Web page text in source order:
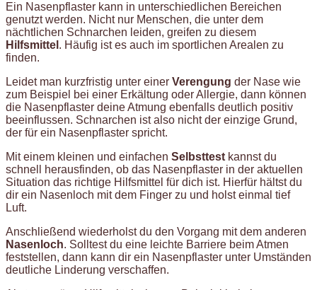
Ein Nasenpflaster kann in unterschiedlichen Bereichen
genutzt werden. Nicht nur Menschen, die unter dem
nächtlichen Schnarchen leiden, greifen zu diesem
Hilfsmittel . Häufig ist es auch im sportlichen Arealen zu
finden.
Leidet man kurzfristig unter einer Verengung der Nase wie
zum Beispiel bei einer Erkältung oder Allergie, dann können
die Nasenpflaster deine Atmung ebenfalls deutlich positiv
beeinflussen. Schnarchen ist also nicht der einzige Grund,
der für ein Nasenpflaster spricht.
Mit einem kleinen und einfachen Selbsttest kannst du
schnell herausfinden, ob das Nasenpflaster in der aktuellen
Situation das richtige Hilfsmittel für dich ist. Hierfür hältst du
dir ein Nasenloch mit dem Finger zu und holst einmal tief
Luft.
Anschließend wiederholst du den Vorgang mit dem anderen
Nasenloch. Solltest du eine leichte Barriere beim Atmen
feststellen, dann kann dir ein Nasenpflaster unter Umständen
deutliche Linderung verschaffen.